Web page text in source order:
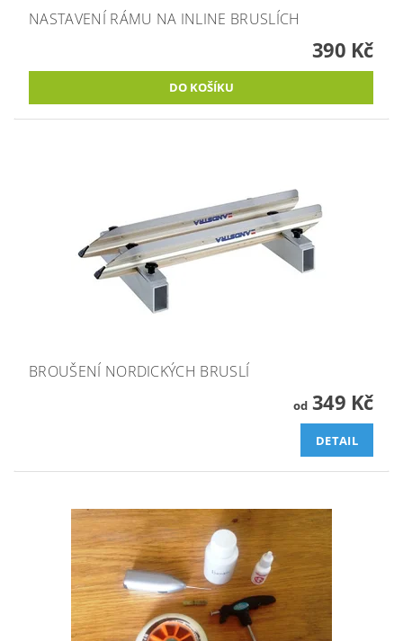
NASTAVENÍ RÁMU NA INLINE BRUSLÍCH
390 Kč
BROUŠENÍ NORDICKÝCH BRUSLÍ
od349 Kč
DETAIL